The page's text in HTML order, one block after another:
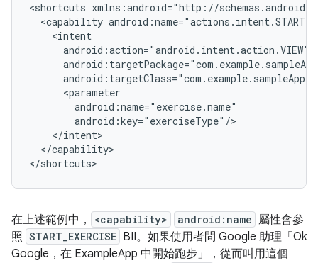
<shortcuts
<capability
</capability>
在上述範例中， <capability> android:name 屬性會參
照 START_EXERCISE BII。如果使用者問 Google 助理「Ok
Google，在 ExampleApp 中開始跑步」
，從而叫用這個